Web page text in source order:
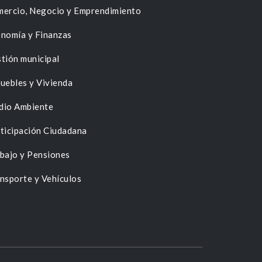
Negocio y Emprendimiento
y Finanzas
municipal
y Vivienda
Ambiente
Ciudadana
y Pensiones
y Vehículos